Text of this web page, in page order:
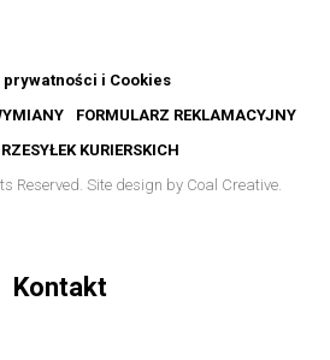
prywatności i Cookies
FORMULARZ REKLAMACYJNY
KURIERSKICH
Reserved. Site design by Coal Creative.
Kontakt